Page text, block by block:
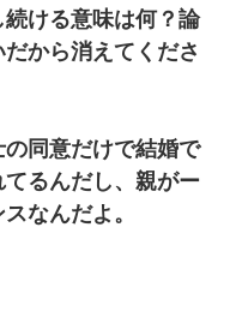
ける意味は何？論
から消えてくださ
同意だけで結婚で
るんだし、親がー
なんだよ。